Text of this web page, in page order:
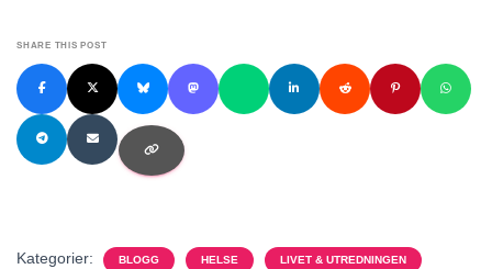
SHARE THIS POST
Kategorier: BLOGG HELSE LIVET & UTREDNINGEN